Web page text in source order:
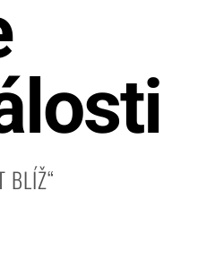
BLÍŽ“